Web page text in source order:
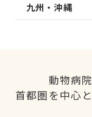
九州・沖縄
動物病
首都圏を中心